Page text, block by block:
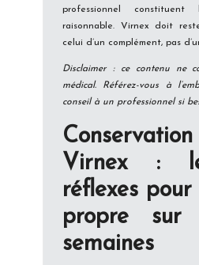
professionnel
raisonnable. Virnex doit
celui d’un complément, pas
Disclaimer : ce contenu ne
médical. Référez-vous à
conseil à un professionnel si
Virnex :
réflexes
propre sur
semaines